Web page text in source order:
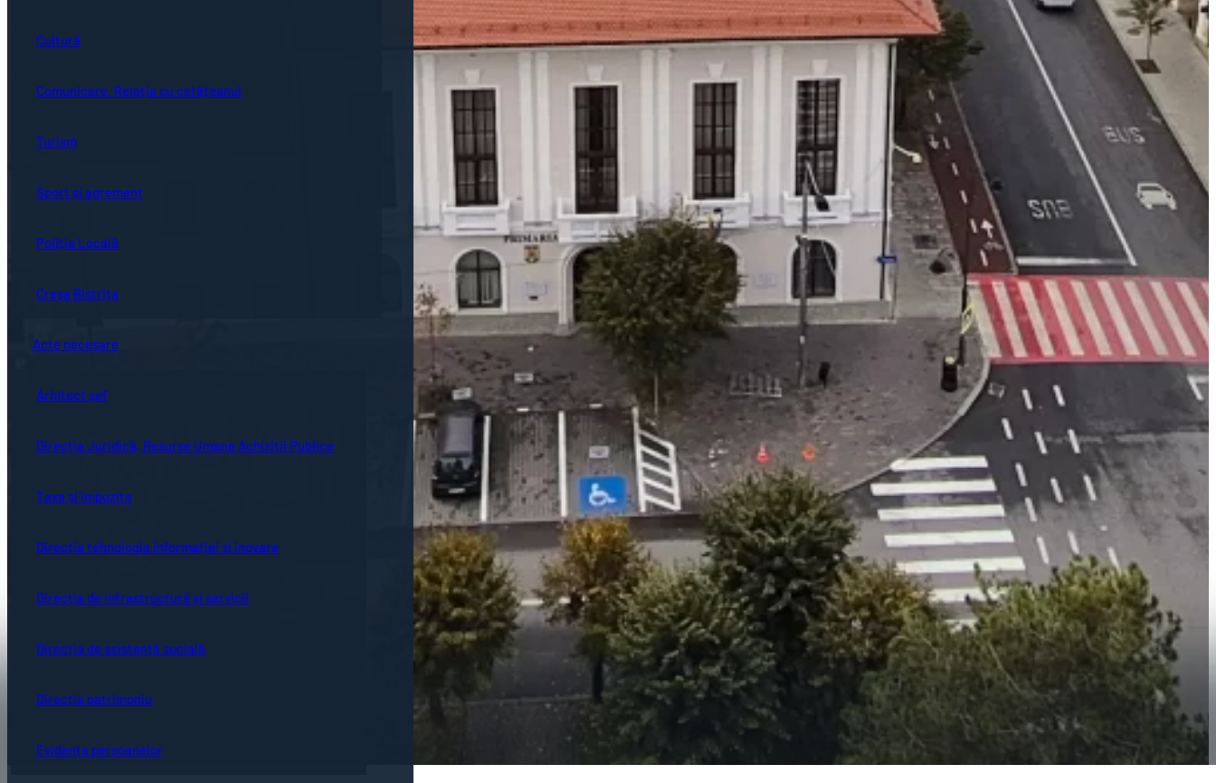
Cultură
Comunicare. Relația cu cetățeanul
Turism
Sport și agrement
Poliția Locală
Creșa Bistrița
Acte necesare
Arhitect șef
Direcția Juridică, Resurse Umane Achiziții Publice
Taxe și impozite
Direcția tehnologia informației și inovare
Direcția de infrastructură și servicii
Direcția de asistență socială
Direcția patrimoniu
Evidența persoanelor